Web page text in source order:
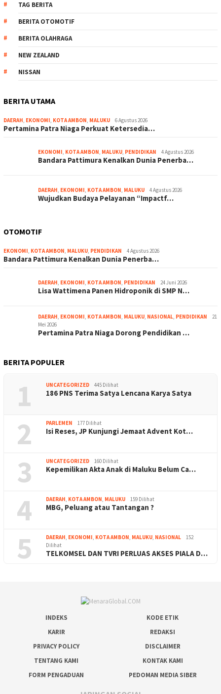
TAG BERITA
BERITA OTOMOTIF
BERITA OLAHRAGA
NEW ZEALAND
NISSAN
BERITA UTAMA
DAERAH, EKONOMI, KOTA AMBON, MALUKU 6 Agustus 2026
Pertamina Patra Niaga Perkuat Ketersedia…
EKONOMI, KOTA AMBON, MALUKU, PENDIDIKAN 4 Agustus 2026
Bandara Pattimura Kenalkan Dunia Penerba…
DAERAH, EKONOMI, KOTA AMBON, MALUKU 4 Agustus 2026
Wujudkan Budaya Pelayanan “Impactf…
OTOMOTIF
EKONOMI, KOTA AMBON, MALUKU, PENDIDIKAN 4 Agustus 2026
Bandara Pattimura Kenalkan Dunia Penerba…
DAERAH, EKONOMI, KOTA AMBON, PENDIDIKAN 24 Juni 2026
Lisa Wattimena Panen Hidroponik di SMP N…
DAERAH, EKONOMI, KOTA AMBON, MALUKU, NASIONAL, PENDIDIKAN
21
Mei 2026
Pertamina Patra Niaga Dorong Pendidikan …
BERITA POPULER
1 UNCATEGORIZED 445 Dilihat
186 PNS Terima Satya Lencana Karya Satya
2 PARLEMEN 177 Dilihat
Isi Reses, JP Kunjungi Jemaat Advent Kot…
3 UNCATEGORIZED 160 Dilihat
Kepemilikan Akta Anak di Maluku Belum Ca…
4 DAERAH, KOTA AMBON, MALUKU 159 Dilihat
MBG, Peluang atau Tantangan ?
5 DAERAH, EKONOMI, KOTA AMBON, MALUKU, NASIONAL
152
Dilihat
TELKOMSEL DAN TVRI PERLUAS AKSES PIALA D…
INDEKS
KODE ETIK
KARIR
REDAKSI
PRIVACY POLICY
DISCLAIMER
TENTANG KAMI
KONTAK KAMI
FORM PENGADUAN
PEDOMAN MEDIA SIBER